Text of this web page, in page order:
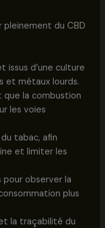
pleinement du CBD
issus d’une culture
et métaux lourds.
la combustion
les voies
tabac, afin
et limiter les
observer la
plus
la traçabilité du